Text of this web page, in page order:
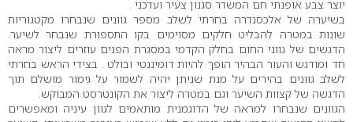
יוצר צבע אופנתי חם המשדר סגנון צעיר ועדכני .
בשיערה של אלכסנדרה בחרתי לשלב מספר גוונים שנבחרו מקטגוריות
שונות במטרה להבליט חלקים מסוימים בקו התספורת שנבחר לשיער.
הדגשים של גווני החום בחלק הקדמי במסגרת הפנים עוזרים ליצור מראה
חד ומודגש והעור הבהיר הופך להיות דומיננטי ובולט . בצידי הראש בחרתי
לשלב גוונים בהירים על מנת שניתן יהיה לשמור על גימור מושלם תוך
הדגשה של קצוות השיער וגם במטרה ליצור את הקונטרסט המבוקש.
הגוונים שנבחרו למראה של הדוגמנית מותאמים לגוון עיניה ומאפשרים